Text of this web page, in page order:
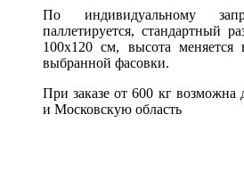
По индивидуальному
паллетируется, стандартный
100х120 см, высота меняется
выбранной фасовки.
При заказе от 600 кг возможна
и Московскую область